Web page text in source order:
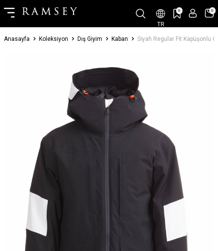
TR
0 0
Anasayfa Koleksiyon Dış Giyim Kaban Siyah Regular Fit Kapüşonlu